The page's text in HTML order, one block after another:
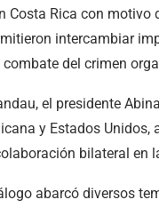
Costa Rica con
intercambiar
del crimen
el presidente
y Estados Unidos,
bilateral en
abarcó diversos